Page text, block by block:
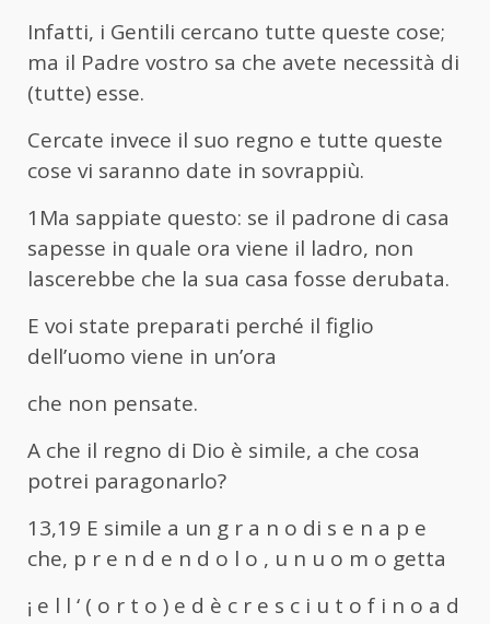
Infatti, i Gentili cercano tutte queste cose;
ma il Padre vostro sa che avete necessità di
(tutte) esse.
Cercate invece il suo regno e tutte queste
cose vi saranno date in sovrappiù.
1Ma sappiate questo: se il padrone di casa
sapesse in quale ora viene il ladro, non
lascerebbe che la sua casa fosse derubata.
E voi state preparati perché il figlio
dell’uomo viene in un’ora
che non pensate.
A che il regno di Dio è simile, a che cosa
potrei paragonarlo?
13,19 E simile a un g r a n o di s e n a p e
che, p r e n d e n d o l o , u n u o m o getta
¡ e l l ‘ ( o r t o ) e d è c r e s c i u t o f i n o a d